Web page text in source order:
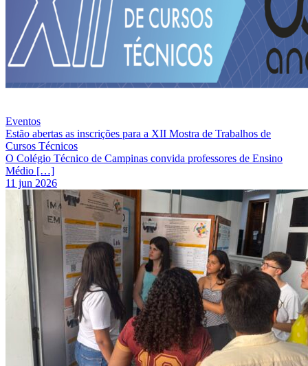
Eventos
Estão abertas as inscrições para a XII Mostra de Trabalhos de
Cursos Técnicos
O Colégio Técnico de Campinas convida professores de Ensino
Médio […]
11 jun 2026